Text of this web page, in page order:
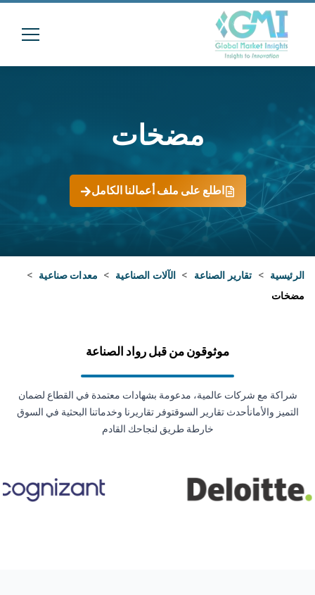
مضخات
اطلع على ملف أعمالنا الكامل
الرئيسية > تقارير الصناعة > الآلات الصناعية > معدات صناعية >
مضخات
موثوقون من قبل رواد الصناعة
شراكة مع شركات عالمية، مدعومة بشهادات معتمدة في القطاع لضمان
التميز والأمانأحدث تقارير السوقتوفر تقاريرنا وخدماتنا البحثية في السوق
خارطة طريق لنجاحك القادم